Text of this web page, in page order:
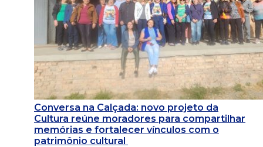
Conversa na Calçada: novo projeto da
Cultura reúne moradores para compartilhar
memórias e fortalecer vínculos com o
patrimônio cultural